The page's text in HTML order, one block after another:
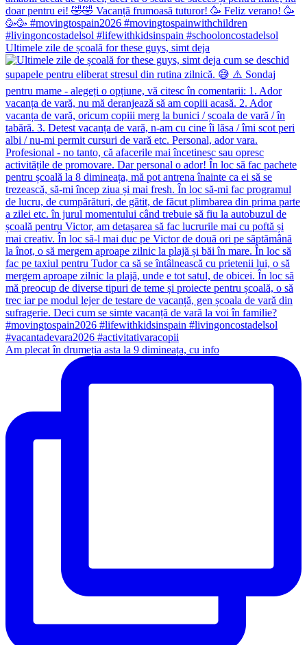
Ultimele zile de școală for these guys, simt deja
Am plecat în drumeția asta la 9 dimineața, cu info